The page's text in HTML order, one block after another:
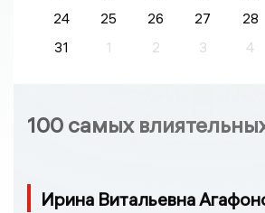
24
25 26 27 28
31
1 2 3 4
100 самых
Ирина Витальевна